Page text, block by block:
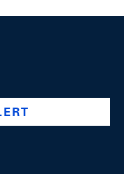
swiss-national-
@swissnationalbank